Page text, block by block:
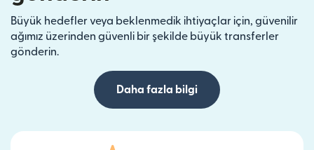
Büyük hedefler veya beklenmedik ihtiyaçlar için, güvenilir
ağımız üzerinden güvenli bir şekilde büyük transferler
gönderin.
Daha fazla bilgi